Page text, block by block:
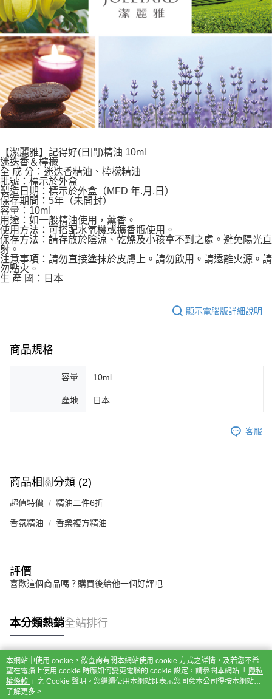
【潔麗雅】記得好(日間)精油 10ml
迷迭香＆檸檬
全 成 分：迷迭香精油、檸檬精油
批號：標示於外盒
製造日期：標示於外盒（MFD 年.月.日）
保存期間：5年（未開封）
容量：10ml
用途：如一般精油使用，薰香。
使用方法：可搭配水氧機或擴香瓶使用。
保存方法：請存放於陰涼、乾燥及小孩拿不到之處。避免陽光直
射。
注意事項：請勿直接塗抹於皮膚上。請勿飲用。請遠離火源。請
勿點火。
生 產 國：日本
顯示電腦版詳細說明
商品規格
容量 10ml
產地 日本
客服
商品相關分類 (2)
超值特價 精油二件6折
香氛精油 香樂複方精油
評價
喜歡這個商品嗎？購買後給他一個好評吧
本分類熱銷全站排行
熱門標籤
本網站中使用 cookie，欲查詢有關本網站使用 cookie 方式之詳情，及若您不希
望在電腦上使用 cookie 時應如何變更電腦的 cookie 設定，請參閱本網站「 隱私
權條款 」之 Cookie 聲明。您繼續使用本網站即表示您同意本公司得按本網站使
用條款之 Cookie 聲明使用 cookie。
了解更多 >